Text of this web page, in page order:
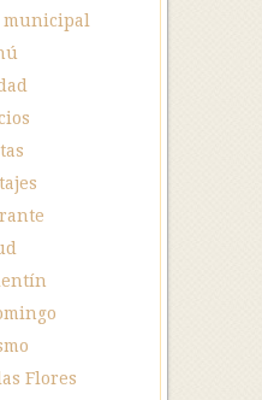
Flores